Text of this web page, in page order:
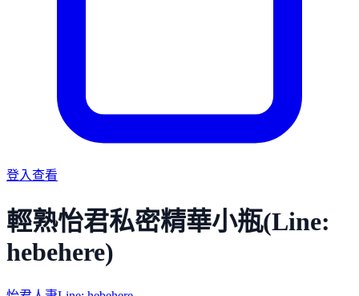
登入查看
輕熟怡君私密精華小瓶(Line:
hebehere)